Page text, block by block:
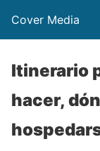
Cover Media
Itinerario
hacer,